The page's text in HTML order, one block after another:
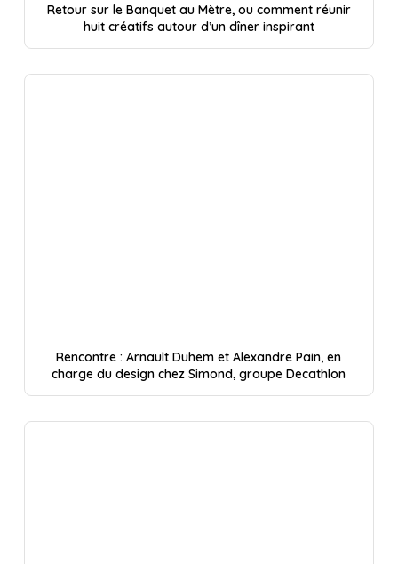
Retour sur le Banquet au Mètre, ou comment réunir
huit créatifs autour d’un dîner inspirant
Rencontre : Arnault Duhem et Alexandre Pain, en
charge du design chez Simond, groupe Decathlon